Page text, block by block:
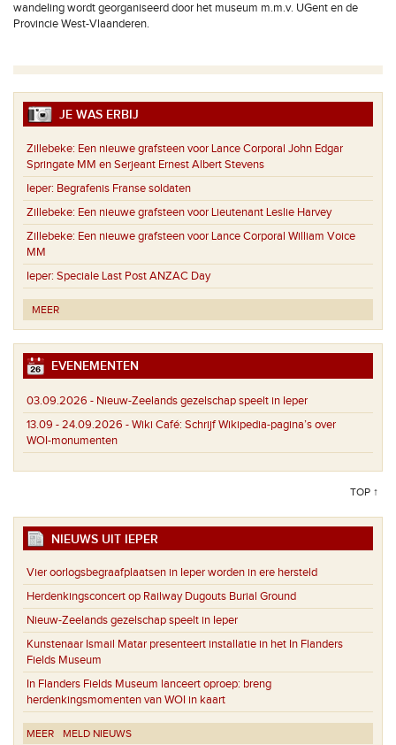
wandeling wordt georganiseerd door het museum m.m.v. UGent en de
Provincie West-Vlaanderen.
JE WAS ERBIJ
Zillebeke: Een nieuwe grafsteen voor Lance Corporal John Edgar
Springate MM en Serjeant Ernest Albert Stevens
Ieper: Begrafenis Franse soldaten
Zillebeke: Een nieuwe grafsteen voor Lieutenant Leslie Harvey
Zillebeke: Een nieuwe grafsteen voor Lance Corporal William Voice
MM
Ieper: Speciale Last Post ANZAC Day
MEER
EVENEMENTEN
03.09.2026 - Nieuw-Zeelands gezelschap speelt in Ieper
13.09 - 24.09.2026 -Wiki Café: Schrijf Wikipedia-pagina’s over
WOI-monumenten
TOP ↑
NIEUWS UIT IEPER
Vier oorlogsbegraafplaatsen in Ieper worden in ere hersteld
Herdenkingsconcert op Railway Dugouts Burial Ground
Nieuw-Zeelands gezelschap speelt in Ieper
Kunstenaar Ismail Matar presenteert installatie in het In Flanders
Fields Museum
In Flanders Fields Museum lanceert oproep: breng
herdenkingsmomenten van WOI in kaart
MEER MELD NIEUWS